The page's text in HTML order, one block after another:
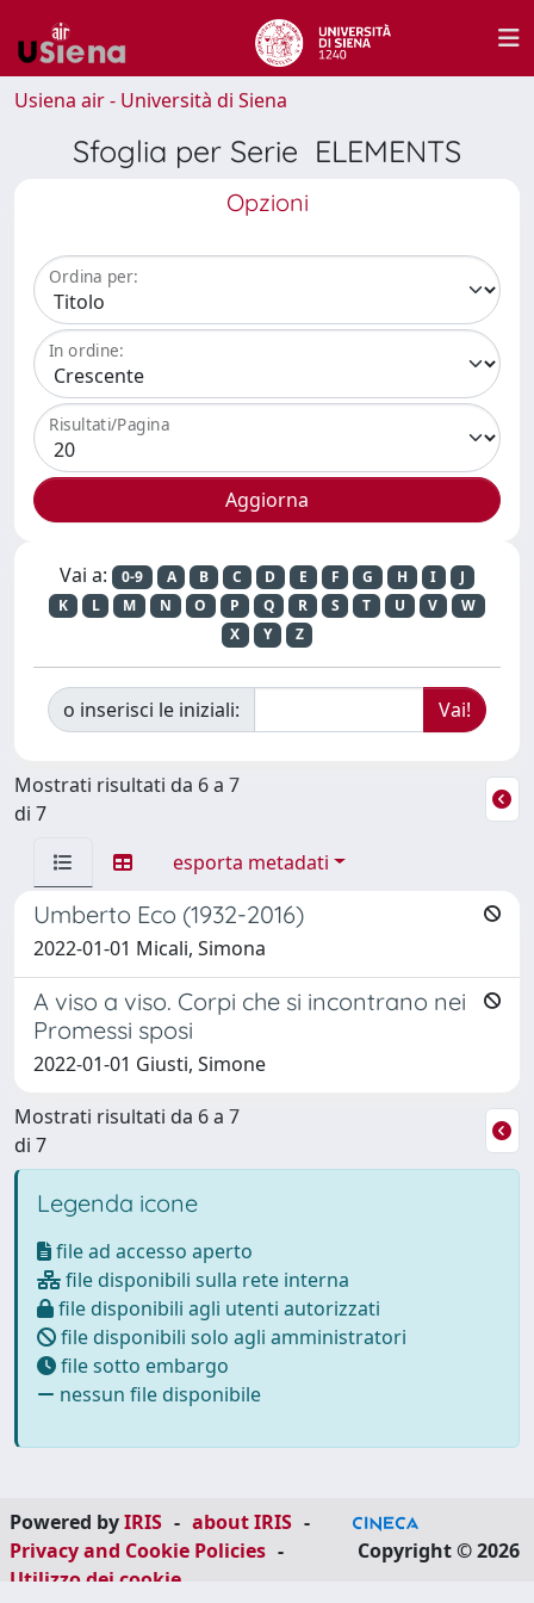
Usiena air - Università di Siena
Sfoglia per Serie ELEMENTS
Opzioni
Ordina per:
In ordine:
Risultati/Pagina
Vai a: 0-9 A B C D E F G H I
J
K
L M N O P Q R S T U V
W
X
Y Z
o inserisci le iniziali:
Mostrati risultati da 6 a 7
di 7
esporta metadati
Umberto Eco (1932-2016)
2022-01-01 Micali, Simona
A viso a viso. Corpi che si incontrano nei
Promessi sposi
2022-01-01 Giusti, Simone
Mostrati risultati da 6 a 7
di 7
Legenda icone
file ad accesso aperto
file disponibili sulla rete interna
file disponibili agli utenti autorizzati
file disponibili solo agli amministratori
file sotto embargo
nessun file disponibile
Powered byIRIS - about IRIS -
Privacy and Cookie Policies -
Utilizzo dei cookie
Copyright © 2026